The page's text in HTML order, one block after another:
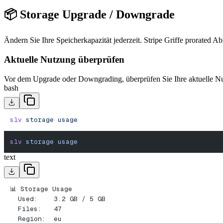
📦 Storage Upgrade / Downgrade
Ändern Sie Ihre Speicherkapazität jederzeit. Stripe Griffe prorated
Aktuelle Nutzung überprüfen
Vor dem Upgrade oder Downgrading, überprüfen Sie Ihre aktuelle
bash
slv storage usage
slv storage usage
text
📊 Storage Usage
  Used:    3.2 GB / 5 GB
  Files:   47
  Region:  eu